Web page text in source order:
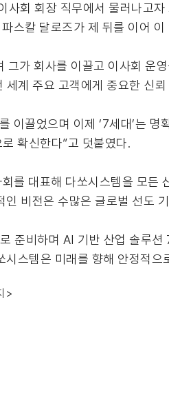
사회 회장 직무에서 물러나고
스칼 달로즈가 제 뒤를 이어
가 회사를 이끌고 이사회 운
계 주요 고객에게 중요한 신
이끌었으며 이제 ‘7세대’는
확신한다”고 덧붙였다.
를 대표해 다쏘시스템을 모
비전은 수많은 글로벌 선도
준비하며 AI 기반 산업 솔루
스템은 미래를 향해 안정적으
>